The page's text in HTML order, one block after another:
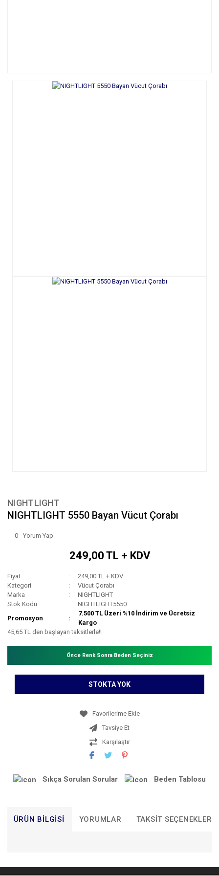
NIGHTLIGHT
NIGHTLIGHT 5550 Bayan Vücut Çorabı
0 - Yorum Yap
249,00 TL + KDV
Fiyat
249,00 TL + KDV
Kategori
Vücut Çorabı
Marka
NIGHTLIGHT
Stok Kodu
NIGHTLIGHT5550
Promosyon
7.500 TL Üzeri %10 İndirim ve Ücretsiz
Kargo
45,65 TL den başlayan taksitlerle!!
Önce Renk Sonra Beden Seçiniz
STOKTA YOK
Tavsiye Et
Karşılaştır
Sıkça Sorulan Sorular Beden Tablosu
ÜRÜN BILGISI YORUMLAR TAKSIT SEÇENEKLERI
Bu ürünün fiyat bilgisi, resim, ürün açıklamalarında ve diğer